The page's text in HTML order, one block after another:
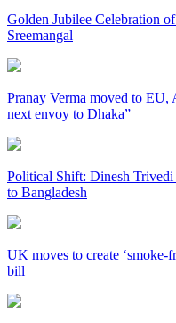
Golden Jubilee Celebration
Sreemangal
Pranay Verma moved to
next envoy to Dhaka”
Political Shift: Dinesh Trivedi
to Bangladesh
UK moves to create ‘smoke-
bill